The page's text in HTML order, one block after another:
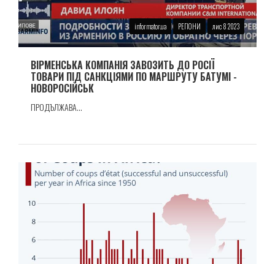
informator.ua РЕГІОНИ лис 8 2023
ВIРМЕНСЬКА КОМПАНIЯ ЗАВОЗИТЬ ДО РОСІЇ
ТОВАРИ ПIД САНКЦIЯМИ ПО МАРШРУТУ БАТУМI -
НОВОРОСIЙСЬК
ПРОДЪЛЖАВА...